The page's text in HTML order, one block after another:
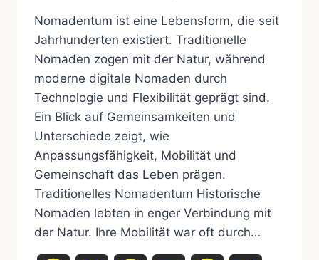
Nomadentum ist eine Lebensform, die seit
Jahrhunderten existiert. Traditionelle
Nomaden zogen mit der Natur, während
moderne digitale Nomaden durch
Technologie und Flexibilität geprägt sind.
Ein Blick auf Gemeinsamkeiten und
Unterschiede zeigt, wie
Anpassungsfähigkeit, Mobilität und
Gemeinschaft das Leben prägen.
Traditionelles Nomadentum Historische
Nomaden lebten in enger Verbindung mit
der Natur. Ihre Mobilität war oft durch…